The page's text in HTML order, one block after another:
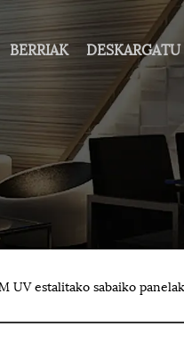
BERRIAK DESKARGATU
UV estalitako sabaiko panelak